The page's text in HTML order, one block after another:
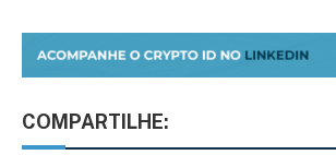
COMPARTILHE: